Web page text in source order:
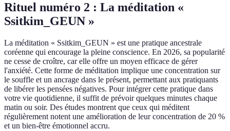
Rituel numéro 2 : La méditation «
Ssitkim_GEUN »
La méditation « Ssitkim_GEUN » est une pratique ancestrale
coréenne qui encourage la pleine conscience. En 2026, sa popularité
ne cesse de croître, car elle offre un moyen efficace de gérer
l'anxiété. Cette forme de méditation implique une concentration sur
le souffle et un ancrage dans le présent, permettant aux pratiquants
de libérer les pensées négatives. Pour intégrer cette pratique dans
votre vie quotidienne, il suffit de prévoir quelques minutes chaque
matin ou soir. Des études montrent que ceux qui méditent
régulièrement notent une amélioration de leur concentration de 20 %
et un bien-être émotionnel accru.